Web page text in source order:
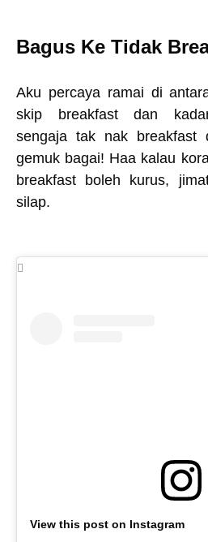
Bagus Ke Tidak
Aku percaya ramai di
skip breakfast dan
sengaja tak nak breakfast
gemuk bagai! Haa kalau
breakfast boleh kurus,
silap.
View this post on Instagram